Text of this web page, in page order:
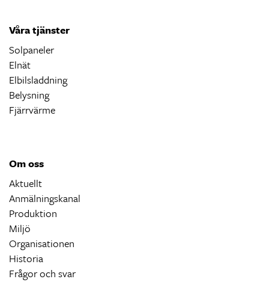
Våra tjänster
Solpaneler
Elnät
Elbilsladdning
Belysning
Fjärrvärme
Om oss
Aktuellt
Anmälningskanal
Produktion
Miljö
Organisationen
Historia
Frågor och svar